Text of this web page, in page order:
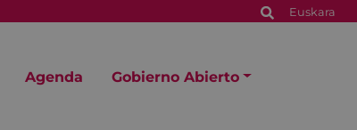
Euskara
Agenda Gobierno Abierto